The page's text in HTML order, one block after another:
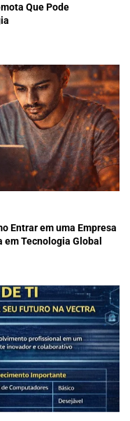
Que Pode
Entrar em uma Empresa
Tecnologia Global